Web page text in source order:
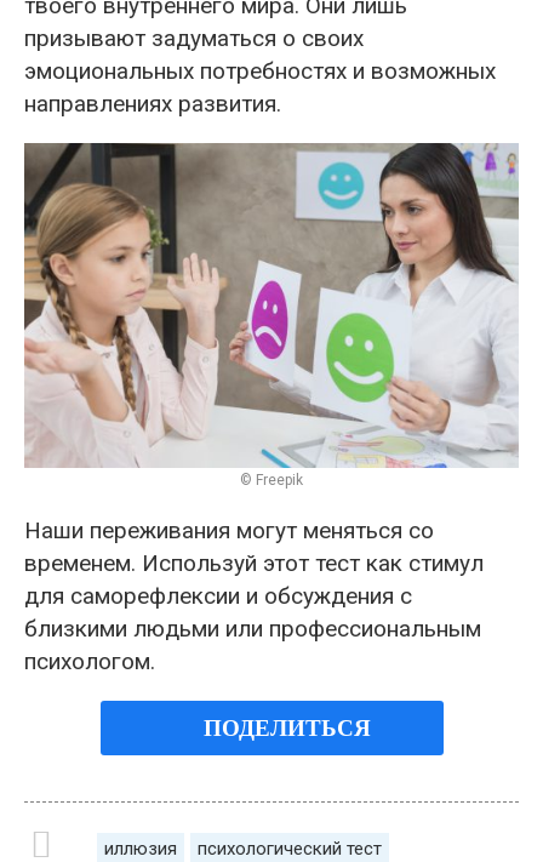
призывают задуматься о своих
эмоциональных потребностях и возможных
направлениях развития.
© Freepik
Наши переживания могут меняться со
временем. Используй этот тест как стимул
для саморефлексии и обсуждения с
близкими людьми или профессиональным
психологом.
ПОДЕЛИТЬСЯ
иллюзия психологический тест